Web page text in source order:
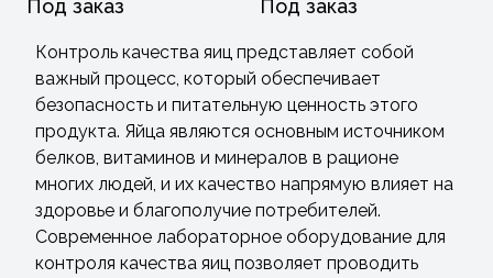
Под заказ Под заказ
Контроль качества яиц представляет собой
важный процесс, который обеспечивает
безопасность и питательную ценность этого
продукта. Яйца являются основным источником
белков, витаминов и минералов в рационе
многих людей, и их качество напрямую влияет на
здоровье и благополучие потребителей.
Современное лабораторное оборудование для
контроля качества яиц позволяет проводить